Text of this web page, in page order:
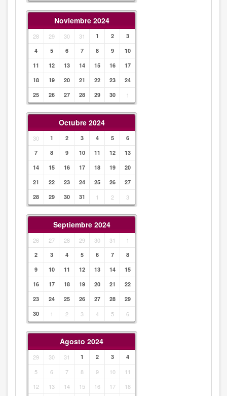
Noviembre 2024
28 29 30 31 1 2
3
4
5 6 7 8 9
10
11
12 13 14 15 16
17
18
19 20 21 22 23
24
25
26 27 28 29 30 1
Octubre 2024
30 1 2 3 4 5
6
7
8 9 10 11 12
13
14
15 16 17 18 19
20
21
22 23 24 25 26
27
28
29 30 31 1 2 3
Septiembre 2024
26 27 28 29 30 31 1
2 3 4 5 6 7
8
9
10 11 12 13 14
15
16
17 18 19 20 21
22
23
24 25 26 27 28
29
30
1 2 3 4 5 6
Agosto 2024
29 30 31 1 2 3 4
5 6 7 8 9 10
11
12
13 14 15 16 17
18